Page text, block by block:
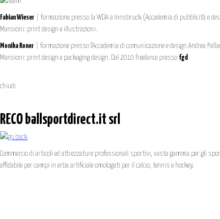
Fabian Wieser | formazione presso la WDA a Innsbruck (Accademia di pubblicità e
Mansioni: print design e illustrazioni.
Monika Roner | formazione presso l'Accademia di comunicazione e design Andrea
Mansioni: print design e packaging design. Dal 2010 freelance presso fgd.
chiudi
RECO ballsportdirect.it srl
Commercio di articoli ed attrezzature professionali sportivi, vasta gamma per gli
affidabile per campi in erba artificiale omologati per il calcio, tennis e hockey.